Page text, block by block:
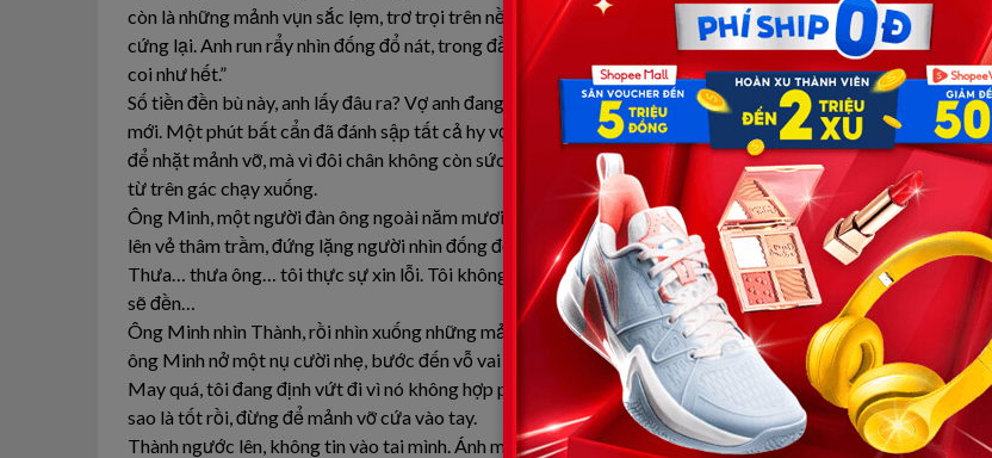
còn là những mảnh vụn sắc lẹm, trơ trọi trên nền đất. Tim Thành như ngừng đập, máu trong người như đông
cứng lại. Anh run rẩy nhìn đống đổ nát, trong đầu chỉ hiện lên một suy nghĩ duy nhất: “Thôi xong rồi, đời mình
coi như hết.”
Số tiền đền bù này, anh lấy đâu ra? Vợ anh đang chờ tiền thuốc thang ở quê, đứa con nhỏ sắp vào năm học
mới. Một phút bất cẩn đã đánh sập tất cả hy vọng của anh trong năm nay. Thành khuỵu xuống, không phải
để nhặt mảnh vỡ, mà vì đôi chân không còn sức để đứng vững. Tiếng động lớn khiến ông Minh – chủ nhà –
từ trên gác chạy xuống.
Ông Minh, một người đàn ông ngoài năm mươi, gương mặt chữ điền cương nghị nhưng ánh mắt luôn toát
lên vẻ thâm trầm, đứng lặng người nhìn đống đổ nát. Thành lắp bắp, giọng nghẹn đắng:
Thưa… thưa ông… tôi thực sự xin lỗi. Tôi không cố ý… Tôi sẽ làm lụng để đền… Dù có mất bao lâu tôi cũng
sẽ đền…
Ông Minh nhìn Thành, rồi nhìn xuống những mảnh gốm. Một khoảng lặng kéo dài đến nghẹt thở. Bất ngờ,
ông Minh nở một nụ cười nhẹ, bước đến vỗ vai Thành:
May quá, tôi đang định vứt đi vì nó không hợp phong thủy, cảm ơn anh đã giúp tôi giải quyết nó. Anh không
sao là tốt rồi, đừng để mảnh vỡ cứa vào tay.
Thành ngước lên, không tin vào tai mình. Ánh mắt ông Minh hiền từ, không một chút giận dữ. Nhưng khi